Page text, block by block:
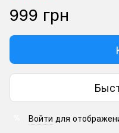
999 грн
Войти для